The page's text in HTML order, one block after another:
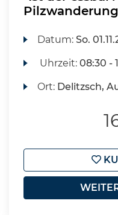
Pilzwanderung
Datum:So.
Uhrzeit:08:30 -
Ort: Delitzsch,